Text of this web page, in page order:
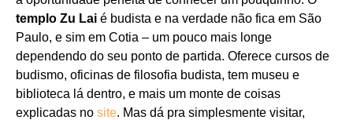
templo Zu Lai é budista e na verdade não fica em São
Paulo, e sim em Cotia – um pouco mais longe
dependendo do seu ponto de partida. Oferece cursos de
budismo, oficinas de filosofia budista, tem museu e
biblioteca lá dentro, e mais um monte de coisas
explicadas no site. Mas dá pra simplesmente visitar,